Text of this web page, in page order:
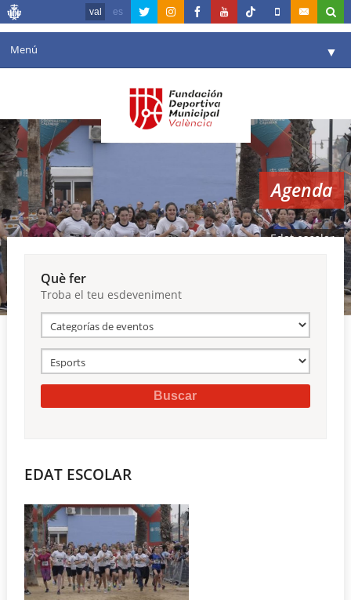
val es
Menú ▼
Agenda
Instal·lacions ▼
Comunicació ▼
València en esport ▼
Reserves
Agenda
Edat escolar
Què fer
Troba el teu esdeveniment
EDAT ESCOLAR